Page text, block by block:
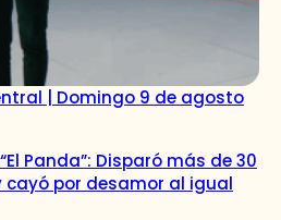
| Domingo 9 de agosto
Panda”: Disparó más de 30
cayó por desamor al igual